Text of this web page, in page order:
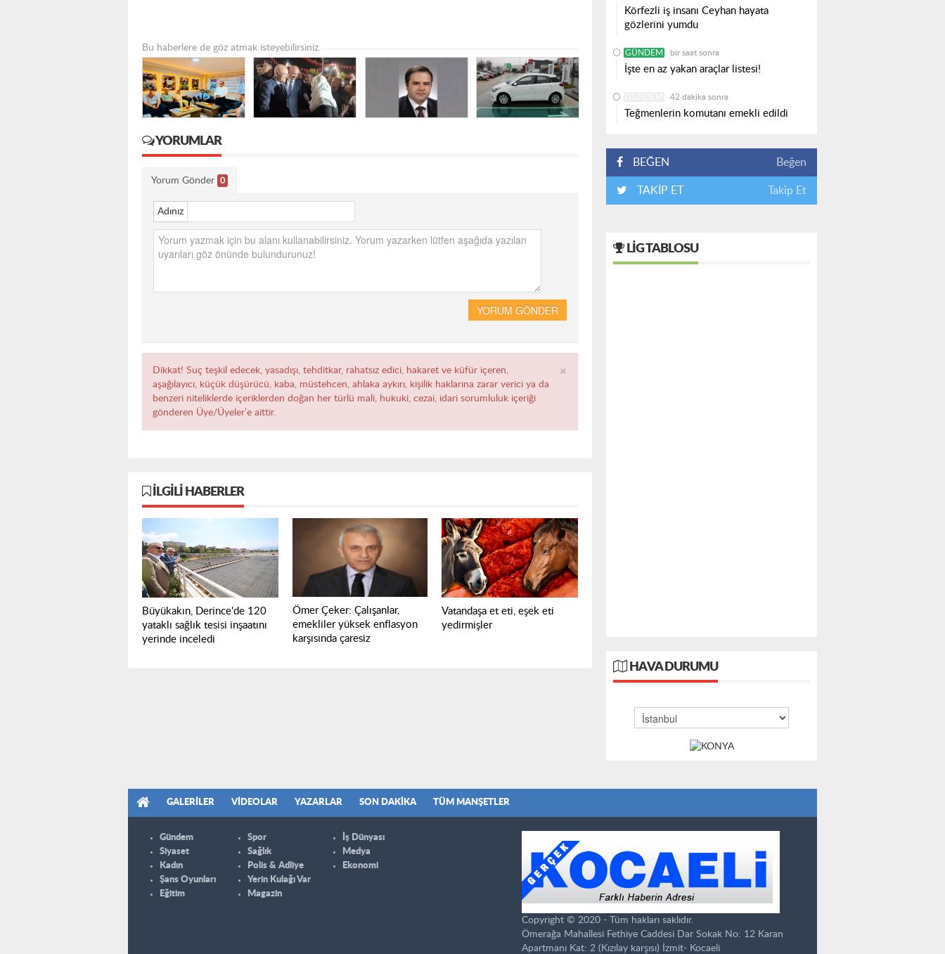
Bu haberlere de göz atmak isteyebilirsiniz.
YORUMLAR
Yorum Gönder 0
Adınız
YORUM GÖNDER
×
Dikkat! Suç teşkil edecek, yasadışı, tehditkar, rahatsız edici, hakaret ve küfür içeren,
aşağılayıcı, küçük düşürücü, kaba, müstehcen, ahlaka aykırı, kişilik haklarına zarar verici ya da
benzeri niteliklerde içeriklerden doğan her türlü mali, hukuki, cezai, idari sorumluluk içeriği
gönderen Üye/Üyeler’e aittir.
İLGILI HABERLER
Büyükakın, Derince'de 120
yataklı sağlık tesisi inşaatını
yerinde inceledi
Ömer Çeker: Çalışanlar,
emekliler yüksek enflasyon
karşısında çaresiz
Vatandaşa et eti, eşek eti
yedirmişler
Körfezli iş insanı Ceyhan hayata
gözlerini yumdu
GÜNDEM bir saat sonra
İşte en az yakan araçlar listesi!
42 dakika sonra
Teğmenlerin komutanı emekli edildi
BEĞEN Beğen
TAKİP ET Takip Et
LIG TABLOSU
HAVA DURUMU
GALERILER VIDEOLAR YAZARLAR SON DAKIKA TÜM MANŞETLER
Gündem
Siyaset
Kadın
Şans Oyunları
Eğitim
Spor
Sağlık
Polis & Adliye
Yerin Kulağı Var
Magazin
İş Dünyası
Medya
Ekonomi
Copyright © 2020 - Tüm hakları saklıdır.
Ömerağa Mahallesi Fethiye Caddesi Dar Sokak No: 12 Karan
Apartmanı Kat: 2 (Kızılay karşısı) İzmit- Kocaeli